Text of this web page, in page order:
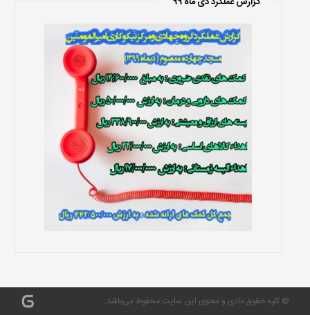
© کلیه حقوق مادی و معنوی این سایت محفوظ می‌باشد.